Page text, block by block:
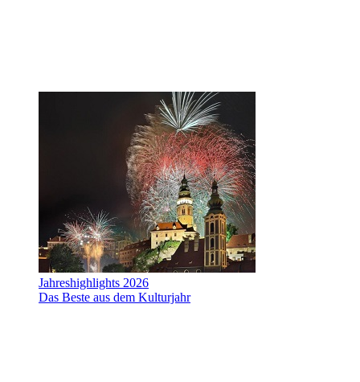
Jahreshighlights 2026
Das Beste aus dem Kulturjahr